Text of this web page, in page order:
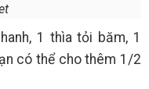
1 thìa tỏi băm, 1
có thể cho thêm 1/2